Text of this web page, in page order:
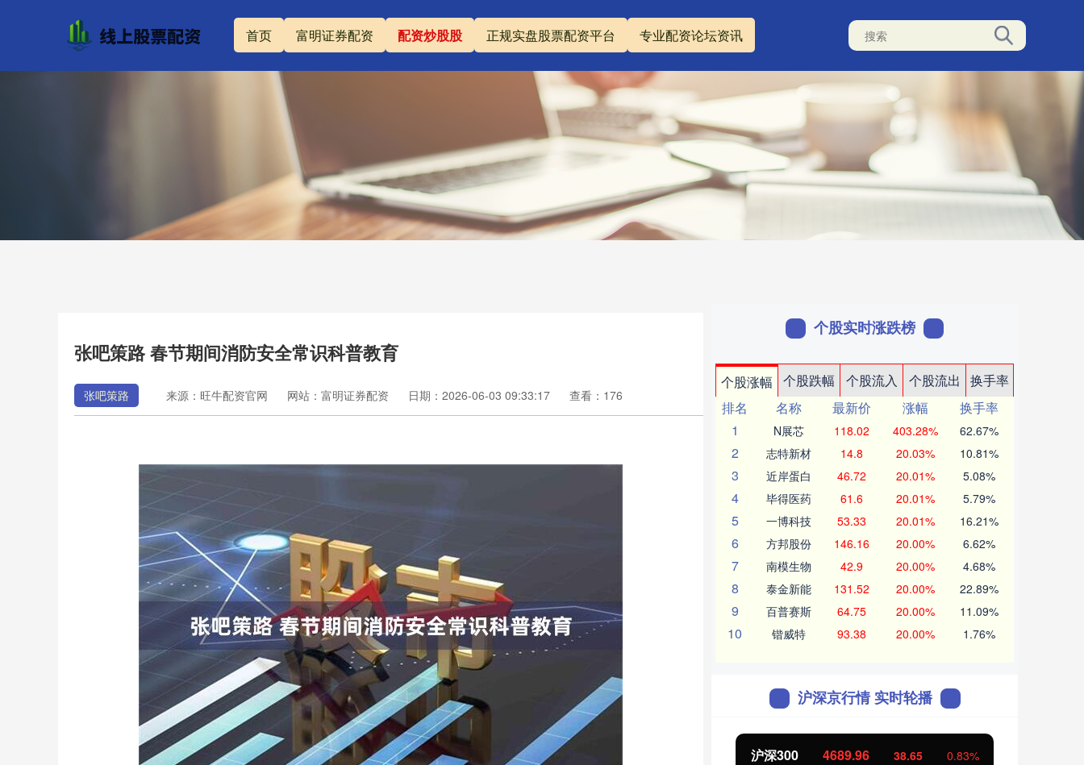
首页 富明证券配资 配资炒股股 正规实盘股票配资平台 专业配资论坛资讯
张吧策路 春节期间消防安全常识科普教育
张吧策路 来源：旺牛配资官网 网站：富明证券配资 日期：2026-06-03 09:33:17 查看：176
个股实时涨跌榜
个股涨幅 个股跌幅 个股流入 个股流出
换手率
排名
名称 最新价 涨幅
换手率
1
N展芯 118.02 403.28% 62.67%
2 志特新材 14.8 20.03% 10.81%
3 近岸蛋白 46.72 20.01% 5.08%
4 毕得医药 61.6 20.01% 5.79%
5 一博科技 53.33 20.01% 16.21%
6 方邦股份 146.16 20.00% 6.62%
7 南模生物 42.9 20.00% 4.68%
8 泰金新能 131.52 20.00% 22.89%
9 百普赛斯 64.75 20.00% 11.09%
10 锴威特 93.38 20.00% 1.76%
沪深京行情 实时轮播
上证指数 3919.51 19.16 0.49% 深证成指 14295.08 沪深300 4689.96 38.65 0.83%